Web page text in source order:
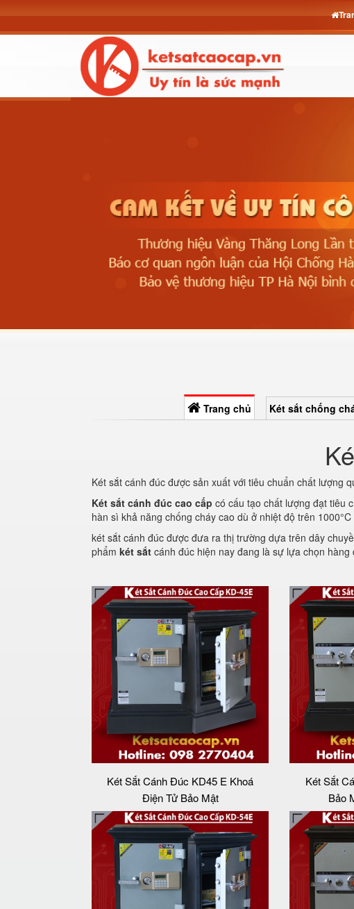
Trang chủ Két sắt chống
Két sắt cánh đúc được sản xuất với tiêu chuẩn chất lượng
Két sắt cánh đúc cao cấp có cấu tạo chất lượng đạt tiêu
hàn sì khả năng chống cháy cao dù ở nhiệt độ trên
két sắt cánh đúc được đưa ra thị trường dựa trên dây
phẩm két sắt cánh đúc hiện nay đang là sự lựa chọn
Két Sắt Cánh Đúc KD45 E Khoá
Điện Tử Bảo Mật
Két Sắt
Bảo